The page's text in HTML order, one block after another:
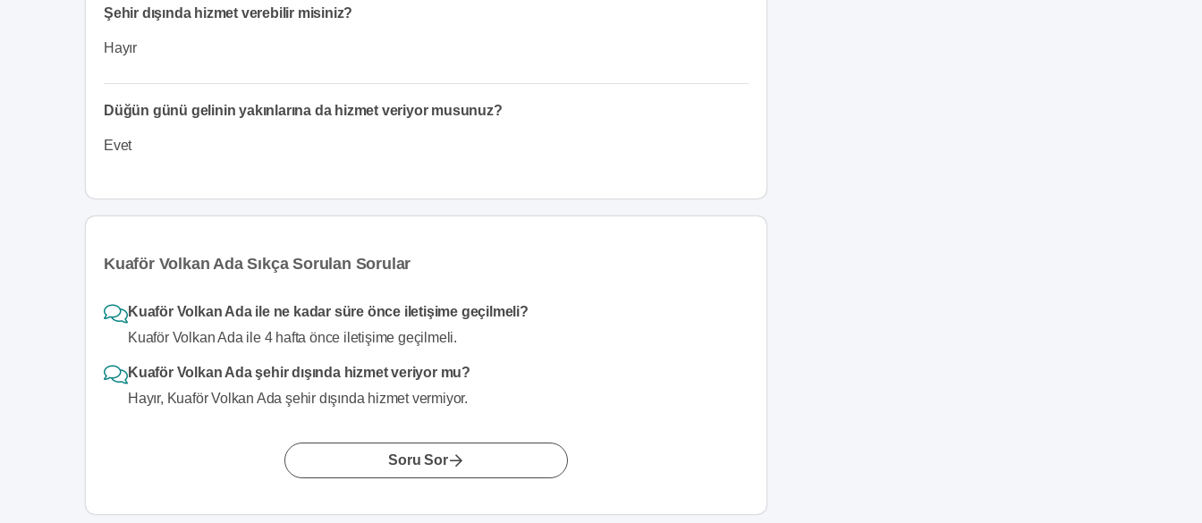
Şehir dışında hizmet verebilir misiniz?
Hayır
Düğün günü gelinin yakınlarına da hizmet veriyor musunuz?
Evet
Kuaför Volkan Ada Sıkça Sorulan Sorular
Kuaför Volkan Ada ile ne kadar süre önce iletişime geçilmeli?
Kuaför Volkan Ada ile 4 hafta önce iletişime geçilmeli.
Kuaför Volkan Ada şehir dışında hizmet veriyor mu?
Hayır, Kuaför Volkan Ada şehir dışında hizmet vermiyor.
Soru Sor